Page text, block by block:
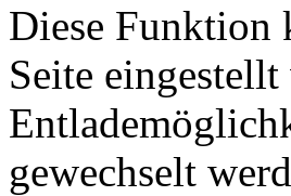
Diese Funktion
Seite
gewechselt